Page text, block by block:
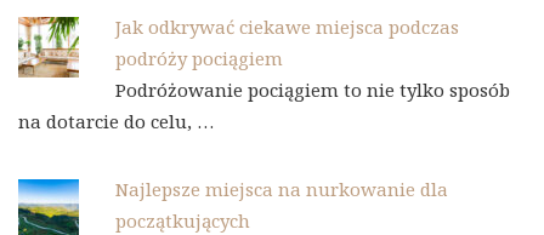
Jak odkrywać ciekawe miejsca podczas
podróży pociągiem
Podróżowanie pociągiem to nie tylko sposób
na dotarcie do celu, …
Najlepsze miejsca na nurkowanie dla
początkujących